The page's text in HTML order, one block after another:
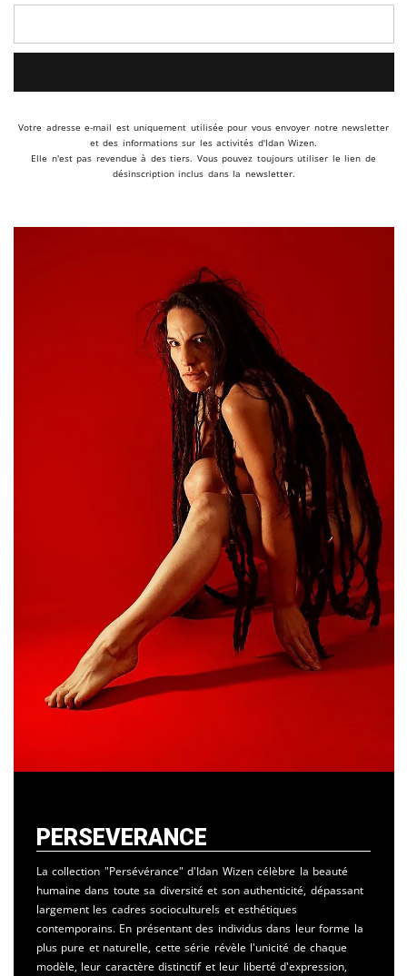
Votre adresse e-mail est uniquement utilisée pour vous envoyer notre newsletter
et des informations sur les activités d'Idan Wizen.
Elle n'est pas revendue à des tiers. Vous pouvez toujours utiliser le lien de
désinscription inclus dans la newsletter.
Perseverance
La collection "Persévérance" d'Idan Wizen célèbre la beauté
humaine dans toute sa diversité et son authenticité, dépassant
largement les cadres socioculturels et esthétiques
contemporains. En présentant des individus dans leur forme la
plus pure et naturelle, cette série révèle l'unicité de chaque
modèle, leur caractère distinctif et leur liberté d'expression,